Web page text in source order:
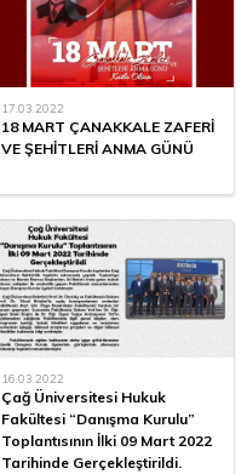
17.03.2022
18 MART ÇANAKKALE ZAFERİ
VE ŞEHİTLERİ ANMA GÜNÜ
16.03.2022
Çağ Üniversitesi Hukuk
Fakültesi “Danışma Kurulu”
Toplantısının İlki 09 Mart 2022
Tarihinde Gerçekleştirildi.